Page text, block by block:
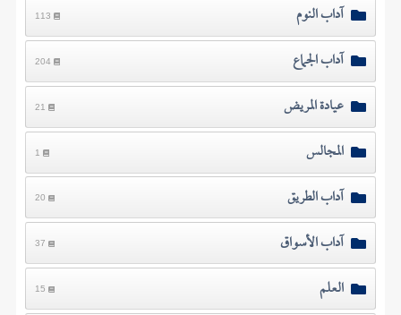
آداب النوم
113
آداب الجماع 204
عيادة المريض 21
المجالس 1
آداب الطريق 20
آداب الأسواق 37
العلم 15